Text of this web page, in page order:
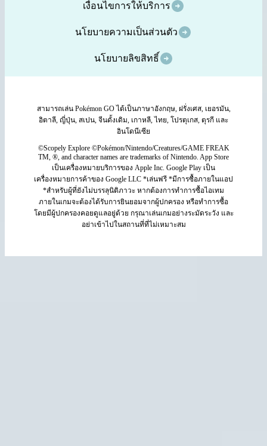
เงื่อนไขการให้บริการ
นโยบายความเป็นส่วนตัว
นโยบายลิขสิทธิ์
สามารถเล่น Pokémon GO ได้เป็นภาษาอังกฤษ, ฝรั่งเศส, เยอรมัน,
อิตาลี, ญี่ปุ่น, สเปน, จีนดั้งเดิม, เกาหลี, ไทย, โปรตุเกส, ตุรกี และ
อินโดนีเซีย
©Scopely Explore ©Pokémon/Nintendo/Creatures/GAME FREAK
TM, ®, and character names are trademarks of Nintendo. App Store
เป็นเครื่องหมายบริการของ Apple Inc. Google Play เป็น
เครื่องหมายการค้าของ Google LLC *เล่นฟรี *มีการซื้อภายในแอป
*สำหรับผู้ที่ยังไม่บรรลุนิติภาวะ หากต้องการทำการซื้อไอเทม
ภายในเกมจะต้องได้รับการยินยอมจากผู้ปกครอง หรือทำการซื้อ
โดยมีผู้ปกครองคอยดูแลอยู่ด้วย กรุณาเล่นเกมอย่างระมัดระวัง และ
อย่าเข้าไปในสถานที่ที่ไม่เหมาะสม